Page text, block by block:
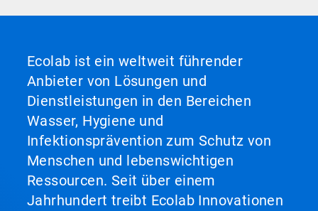
Ecolab ist ein weltweit führender
Anbieter von Lösungen und
Dienstleistungen in den Bereichen
Wasser, Hygiene und
Infektionsprävention zum Schutz von
Menschen und lebenswichtigen
Ressourcen. Seit über einem
Jahrhundert treibt Ecolab Innovationen